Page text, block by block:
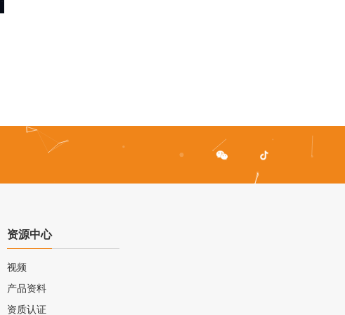
资源中心
视频
产品资料
资质认证